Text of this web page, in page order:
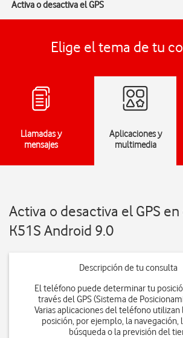
Activa o desactiva el GPS
Elige el tema de tu
Llamadas y
mensajes
Aplicaciones y
multimedia
Activa o desactiva el GPS en
K51S Android 9.0
Descripción de tu consulta
El teléfono puede determinar tu
través del GPS (Sistema de
Varias aplicaciones del teléfono utilizan
posición, por ejemplo, la navegación,
búsqueda o la previsión del